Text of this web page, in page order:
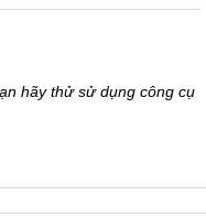
hãy thử sử dụng công cụ